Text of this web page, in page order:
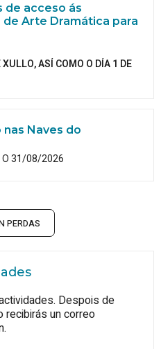
de acceso ás
Arte Dramática para
ASÍ COMO O DÍA 1 DE
Naves do
O 31/08/2026
PERDAS
Despois de
recibirás un correo